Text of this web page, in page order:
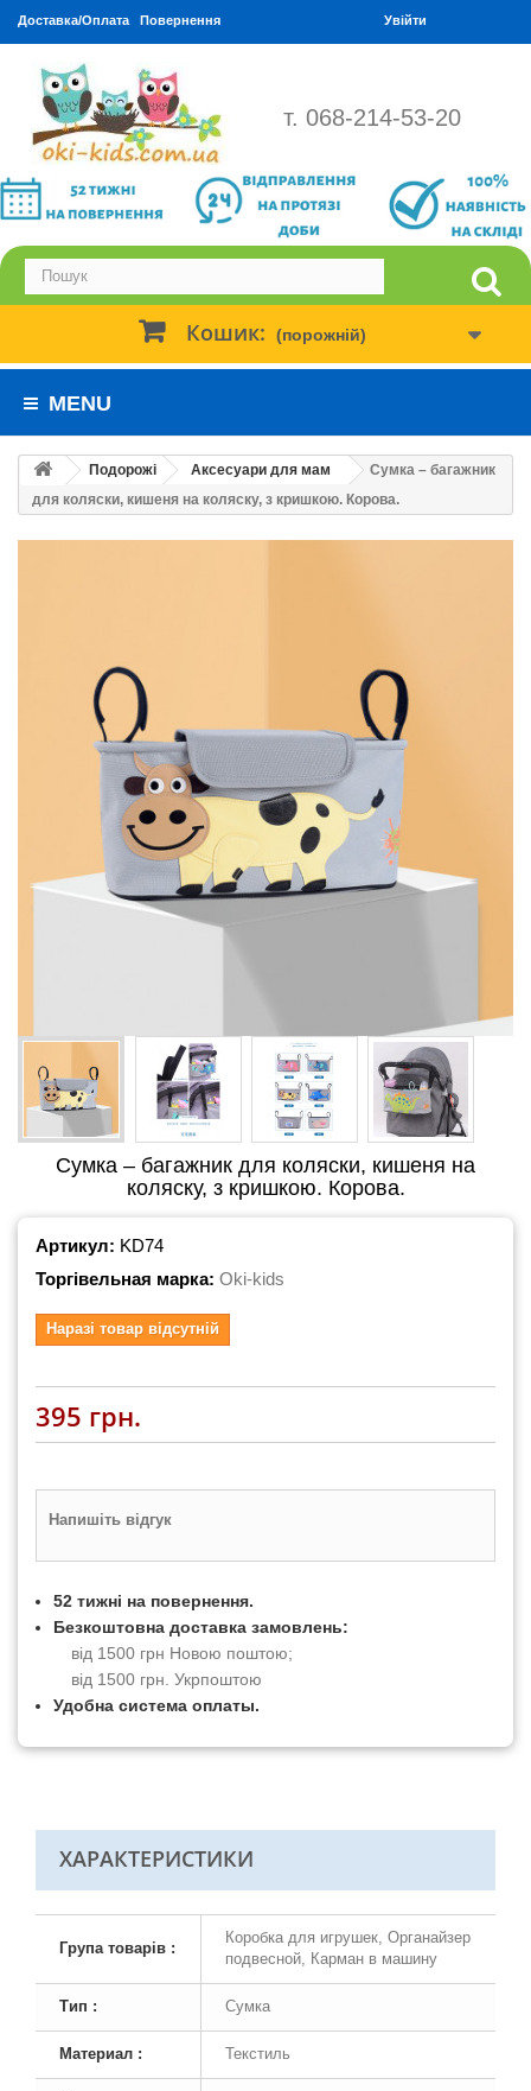
Доставка/Оплата Повернення Увійти
т. 068-214-53-20
Кошик: (порожній)
MENU
Подорожі Аксесуари для мам
Сумка – багажник
для коляски, кишеня на коляску, з кришкою. Корова.
Сумка – багажник для коляски, кишеня на
коляску, з кришкою. Корова.
Артикул: KD74
Торгівельная марка: Oki-kids
Наразі товар відсутній
395 грн.
Напишіть відгук
52 тижні на повернення.
Безкоштовна доставка замовлень:
від 1500 грн Новою поштою;
від 1500 грн. Укрпоштою
Удобна система оплаты.
ХАРАКТЕРИСТИКИ
Група товарів :
Коробка для игрушек, Органайзер
подвесной, Карман в машину
Тип : Сумка
Материал : Текстиль